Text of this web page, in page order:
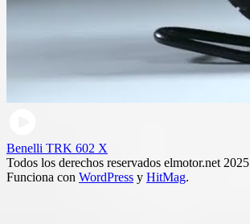
Benelli TRK 602 X
Todos los derechos reservados elmotor.net 2025
Funciona con WordPress y HitMag.